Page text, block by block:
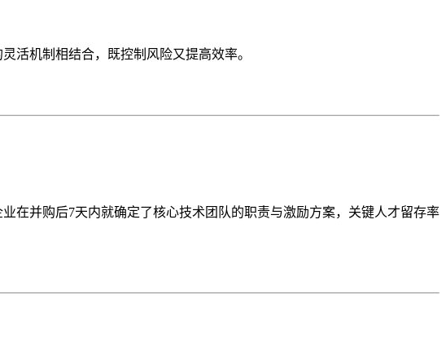
活机制相结合，既控制风险又提高效率。
在并购后7天内就确定了核心技术团队的职责与激励方案，关键人才留存率